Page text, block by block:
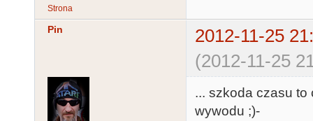
Strona
Pin
2012-11-25
(2012-11-25
... szkoda czasu
wywodu ;)-